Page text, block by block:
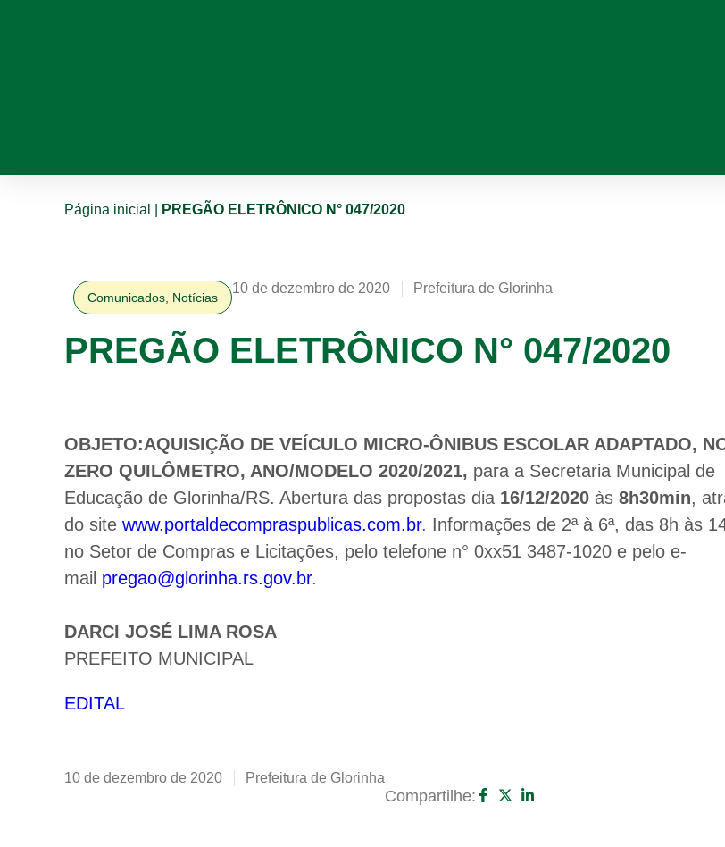
Página inicial PREGÃO ELETRÔNICO N° 047/2020
Comunicados Notícias
10 de dezembro de 2020 Prefeitura de Glorinha
PREGÃO ELETRÔNICO N° 047/2020
OBJETO:AQUISIÇÃO DE VEÍCULO MICRO-ÔNIBUS ESCOLAR ADAPTADO,
ZERO QUILÔMETRO, ANO/MODELO 2020/2021, para a Secretaria Municipal de
Educação de Glorinha/RS. Abertura das propostas dia 16/12/2020 às 8h30min,
do site www.portaldecompraspublicas.com.br. Informações de 2ª à 6ª, das 8h às
no Setor de Compras e Licitações, pelo telefone n° 0xx51 3487-1020 e pelo e-
mail pregao@glorinha.rs.gov.br.
DARCI JOSÉ LIMA ROSA
PREFEITO MUNICIPAL
EDITAL
10 de dezembro de 2020 Prefeitura de Glorinha
Compartilhe: